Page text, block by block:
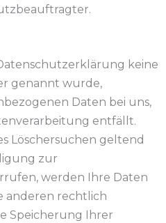
keine
genannt wurde,
Daten bei uns,
entfällt.
Löschersuchen geltend
zur
werden Ihre Daten
anderen rechtlich
Speicherung Ihrer